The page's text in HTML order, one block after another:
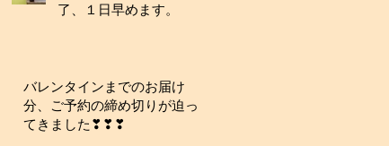
了、１日早めます。
バレンタインまでのお届け
分、ご予約の締め切りが迫っ
てきました❣❣❣